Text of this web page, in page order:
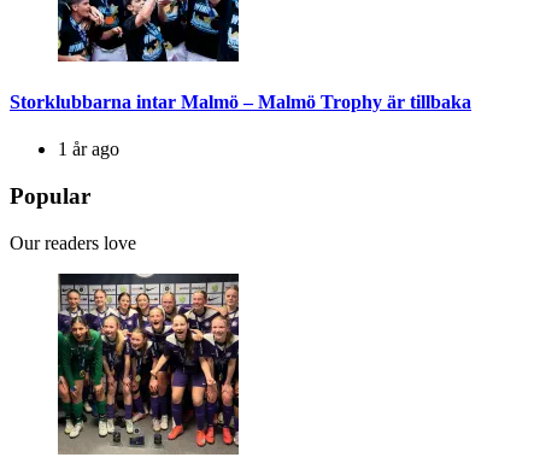
Storklubbarna intar Malmö – Malmö Trophy är tillbaka
1 år ago
Popular
Our readers love